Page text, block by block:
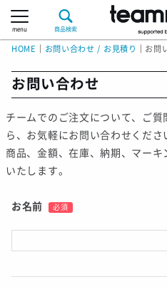
menu 商品検索
HOME お問い合わせ / お見積り お問
お問い合わせ
チームでのご注文について、ご
ら、お気軽にお問い合わせくださ
商品、金額、在庫、納期、マー
いたします。
お名前 必須